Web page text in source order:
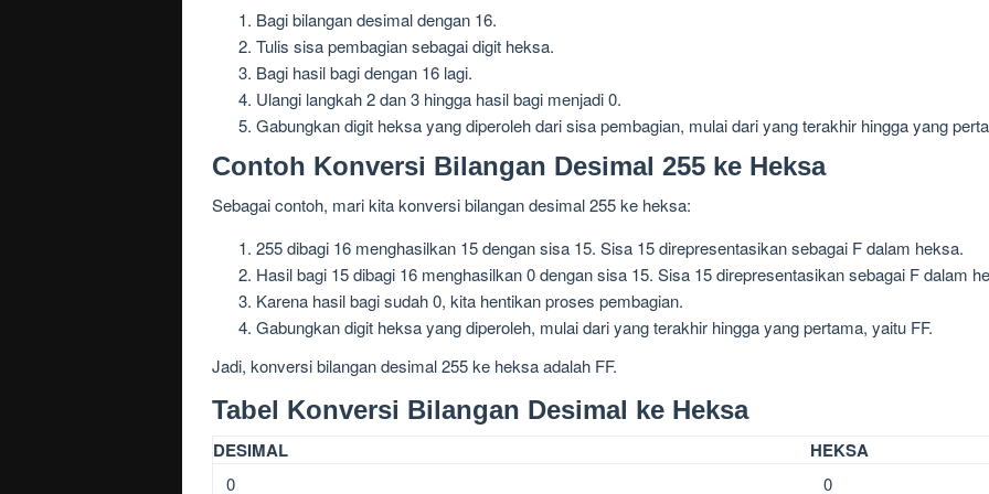
Bagi bilangan desimal dengan 16.
Tulis sisa pembagian sebagai digit heksa.
Bagi hasil bagi dengan 16 lagi.
Ulangi langkah 2 dan 3 hingga hasil bagi menjadi 0.
Gabungkan digit heksa yang diperoleh dari sisa pembagian, mulai dari yang terakhir hingga yang
Contoh Konversi Bilangan Desimal 255 ke Heksa
Sebagai contoh, mari kita konversi bilangan desimal 255 ke heksa:
255 dibagi 16 menghasilkan 15 dengan sisa 15. Sisa 15 direpresentasikan sebagai F dalam heksa.
Hasil bagi 15 dibagi 16 menghasilkan 0 dengan sisa 15. Sisa 15 direpresentasikan sebagai F dalam
Karena hasil bagi sudah 0, kita hentikan proses pembagian.
Gabungkan digit heksa yang diperoleh, mulai dari yang terakhir hingga yang pertama, yaitu FF.
Jadi, konversi bilangan desimal 255 ke heksa adalah FF.
Tabel Konversi Bilangan Desimal ke Heksa
DESIMAL HEKSA
0 0